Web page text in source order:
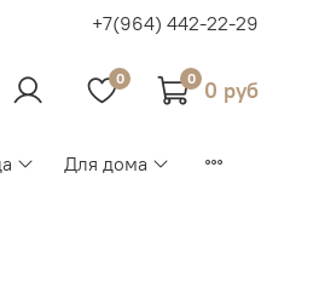
+7(964) 442-22-29
0 0 0 руб
Для дома